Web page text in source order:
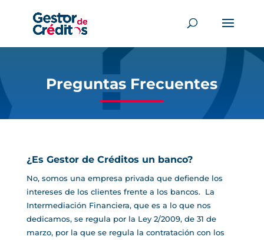
Preguntas Frecuentes
¿Es Gestor de Créditos un banco?
No, somos una empresa privada que defiende los
intereses de los clientes frente a los bancos. La
Intermediación Financiera, que es a lo que nos
dedicamos, se regula por la Ley 2/2009, de 31 de
marzo, por la que se regula la contratación con los